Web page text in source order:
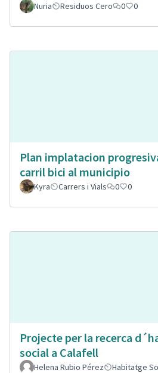
Nuria Residuos Cero 0 0
Plan implatacion
carril bici al municipio
Kyra Carrers i Vials 0 0
Projecte per la recerca
social a Calafell
Helena Rubio Pérez Habitatge